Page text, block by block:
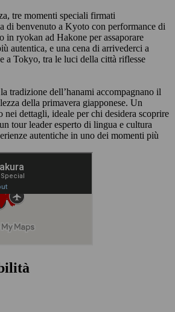
tre momenti speciali firmati
di benvenuto a Kyoto con performance di
in ryokan ad Hakone per assaporare
autentica, e una cena di arrivederci a
a Tokyo, tra le luci della città riflesse
tradizione dell’hanami accompagnano il
della primavera giapponese. Un
dettagli, ideale per chi desidera scoprire
tour leader esperto di lingua e cultura
autentiche in uno dei momenti più